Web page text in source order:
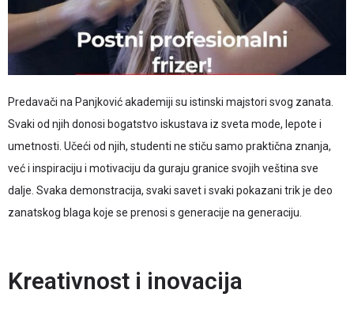
Predavači na Panjković akademiji su istinski majstori svog zanata.
Svaki od njih donosi bogatstvo iskustava iz sveta mode, lepote i
umetnosti. Učeći od njih, studenti ne stiču samo praktična znanja,
već i inspiraciju i motivaciju da guraju granice svojih veština sve
dalje. Svaka demonstracija, svaki savet i svaki pokazani trik je deo
zanatskog blaga koje se prenosi s generacije na generaciju.
Kreativnost i inovacija